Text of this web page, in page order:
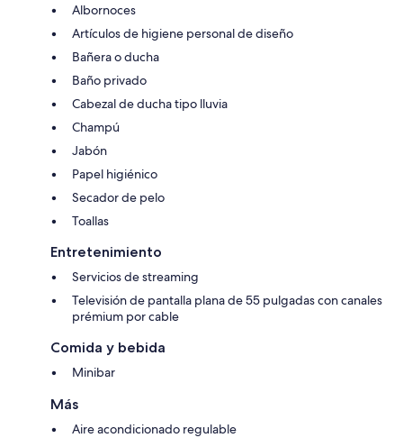
Albornoces
Artículos de higiene personal de diseño
Bañera o ducha
Baño privado
Cabezal de ducha tipo lluvia
Champú
Jabón
Papel higiénico
Secador de pelo
Toallas
Entretenimiento
Servicios de streaming
Televisión de pantalla plana de 55 pulgadas con canales
prémium por cable
Comida y bebida
Minibar
Más
Aire acondicionado regulable